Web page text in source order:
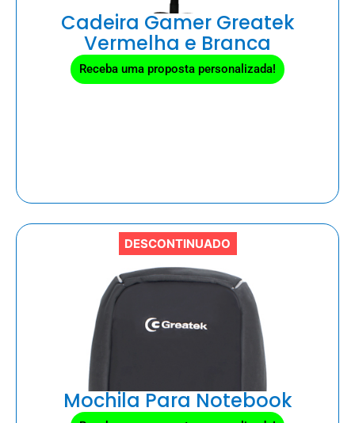
Cadeira Gamer Greatek
Vermelha e Branca
Receba uma proposta personalizada!
DESCONTINUADO
Mochila Para Notebook